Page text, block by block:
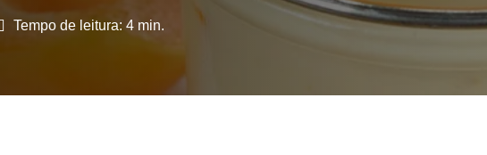
Tempo de leitura: 4 min.